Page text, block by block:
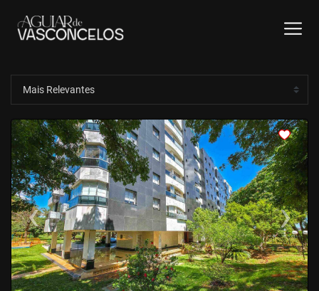
<<<<
‹Previous ›Next